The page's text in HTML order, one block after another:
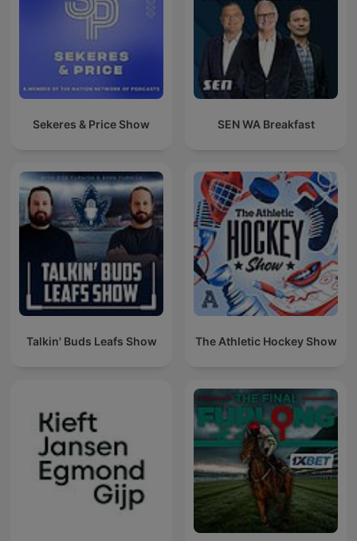
Sekeres & Price Show SEN WA Breakfast
Talkin' Buds Leafs Show The Athletic Hockey Show